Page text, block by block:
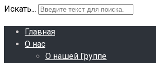
Искать...
Главная
О нас
О нашей Группе